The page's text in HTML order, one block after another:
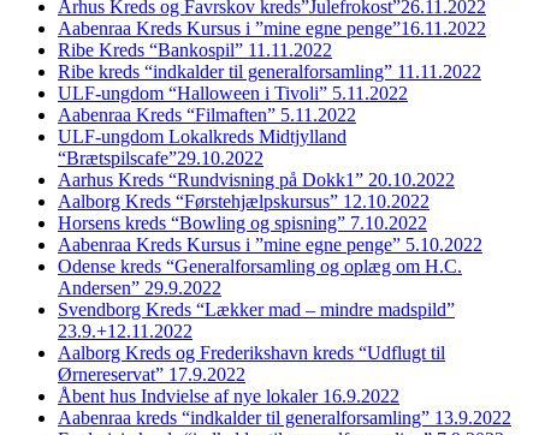
Århus Kreds og Favrskov kreds”Julefrokost”26.11.2022
Aabenraa Kreds Kursus i ”mine egne penge”16.11.2022
Ribe Kreds “Bankospil” 11.11.2022
Ribe kreds “indkalder til generalforsamling” 11.11.2022
ULF-ungdom “Halloween i Tivoli” 5.11.2022
Aabenraa Kreds “Filmaften” 5.11.2022
ULF-ungdom Lokalkreds Midtjylland
“Brætspilscafe”29.10.2022
Aarhus Kreds “Rundvisning på Dokk1” 20.10.2022
Aalborg Kreds “Førstehjælpskursus” 12.10.2022
Horsens kreds “Bowling og spisning” 7.10.2022
Aabenraa Kreds Kursus i ”mine egne penge” 5.10.2022
Odense kreds “Generalforsamling og oplæg om H.C.
Andersen” 29.9.2022
Svendborg Kreds “Lækker mad – mindre madspild”
23.9.+12.11.2022
Aalborg Kreds og Frederikshavn kreds “Udflugt til
Ørnereservat” 17.9.2022
Åbent hus Indvielse af nye lokaler 16.9.2022
Aabenraa kreds “indkalder til generalforsamling” 13.9.2022